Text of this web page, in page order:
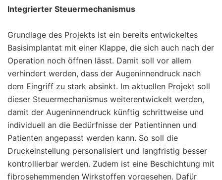
Integrierter Steuermechanismus
Grundlage des Projekts ist ein bereits entwickeltes
Basisimplantat mit einer Klappe, die sich auch nach der
Operation noch öffnen lässt. Damit soll vor allem
verhindert werden, dass der Augeninnendruck nach
dem Eingriff zu stark absinkt. Im aktuellen Projekt soll
dieser Steuermechanismus weiterentwickelt werden,
damit der Augeninnendruck künftig schrittweise und
individuell an die Bedürfnisse der Patientinnen und
Patienten angepasst werden kann. So soll die
Druckeinstellung personalisiert und langfristig besser
kontrollierbar werden. Zudem ist eine Beschichtung mit
fibrosehemmenden Wirkstoffen vorgesehen. Dafür